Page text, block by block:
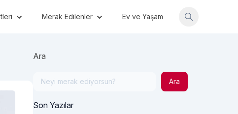
Merak Edilenler Ev ve Yaşam
Ara
Ara
Son Yazılar